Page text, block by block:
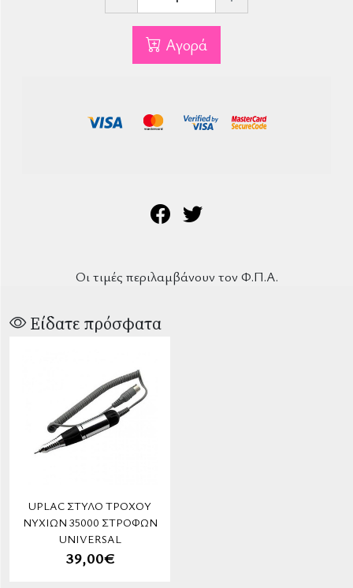
Αγορά
Οι τιμές περιλαμβάνουν τον Φ.Π.Α.
Είδατε πρόσφατα
UPLAC ΣΤΥΛΌ ΤΡΟΧΟΎ
ΝΥΧΙΏΝ 35000 ΣΤΡΟΦΏΝ
UNIVERSAL
39,00€